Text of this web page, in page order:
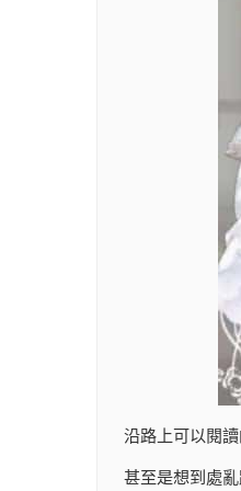
沿路上可以閱
甚至是想到處